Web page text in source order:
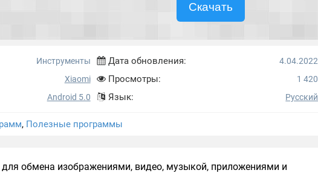
Скачать
Инструменты
Xiaomi
Android 5.0
Дата обновления: 4.04.2022
Просмотры: 1 420
Язык: Русский
, Полезные программы
обмена изображениями, видео, музыкой, приложениями и